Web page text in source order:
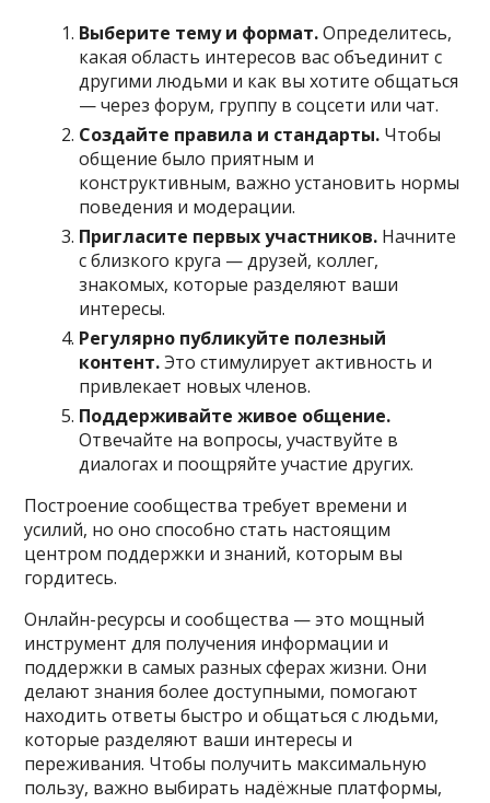
Выберите тему и формат.Определитесь,
какая область интересов вас объединит с
другими людьми и как вы хотите общаться
— через форум, группу в соцсети или чат.
Создайте правила и стандарты. Чтобы
общение было приятным и
конструктивным, важно установить нормы
поведения и модерации.
Пригласите первых участников. Начните
с близкого круга — друзей, коллег,
знакомых, которые разделяют ваши
интересы.
Регулярно публикуйте полезный
контент.Это стимулирует активность и
привлекает новых членов.
Поддерживайте живое общение.
Отвечайте на вопросы, участвуйте в
диалогах и поощряйте участие других.
Построение сообщества требует времени и
усилий, но оно способно стать настоящим
центром поддержки и знаний, которым вы
гордитесь.
Онлайн-ресурсы и сообщества — это мощный
инструмент для получения информации и
поддержки в самых разных сферах жизни. Они
делают знания более доступными, помогают
находить ответы быстро и общаться с людьми,
которые разделяют ваши интересы и
переживания. Чтобы получить максимальную
пользу, важно выбирать надёжные платформы,